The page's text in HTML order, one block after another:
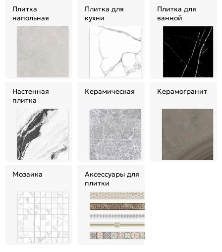
Плитка
напольная
Плитка для
кухни
Плитка для
ванной
Настенная
плитка
Керамическая Керамогранит
Мозаика
Аксессуары для
плитки